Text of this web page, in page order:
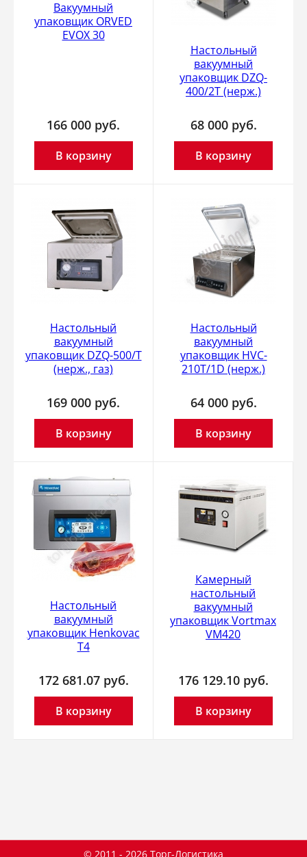
Вакуумный
упаковщик ORVED
EVOX 30
166 000 руб.
В корзину
Настольный
вакуумный
упаковщик DZQ-
400/2T (нерж.)
68 000 руб.
В корзину
Настольный
вакуумный
упаковщик DZQ-500/T
(нерж., газ)
169 000 руб.
В корзину
Настольный
вакуумный
упаковщик HVC-
210T/1D (нерж.)
64 000 руб.
В корзину
Настольный
вакуумный
упаковщик Henkovac
T4
172 681.07 руб.
В корзину
Камерный
настольный
вакуумный
упаковщик Vortmax
VM420
176 129.10 руб.
В корзину
© 2011 - 2026 Торг-Логистика